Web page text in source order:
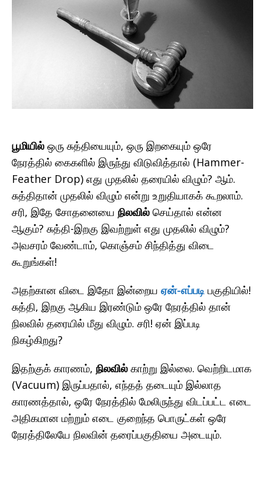
பூமியில் ஒரு சுத்தியையும், ஒரு இறகையும் ஒரே
நேரத்தில் கைகளில் இருந்து விடுவித்தால் (Hammer-
Feather Drop) எது முதலில் தரையில் விழும்? ஆம்.
சுத்திதான் முதலில் விழும் என்று உறுதியாகக் கூறலாம்.
சரி, இதே சோதனையை நிலவில் செய்தால் என்ன
ஆகும்? சுத்தி-இறகு இவற்றுள் எது முதலில் விழும்?
அவசரம் வேண்டாம், கொஞ்சம் சிந்தித்து விடை
கூறுங்கள்!
அதற்கான விடை இதோ இன்றைய ஏன்-எப்படி பகுதியில்!
சுத்தி, இறகு ஆகிய இரண்டும் ஒரே நேரத்தில் தான்
நிலவில் தரையில் மீது விழும். சரி! ஏன் இப்படி
நிகழ்கிறது?
இதற்குக் காரணம், நிலவில் காற்று இல்லை. வெற்றிடமாக
(Vacuum) இருப்பதால், எந்தத் தடையும் இல்லாத
காரணத்தால், ஒரே நேரத்தில் மேலிருந்து விடப்பட்ட எடை
அதிகமான மற்றும் எடை குறைந்த பொருட்கள் ஒரே
நேரத்திலேயே நிலவின் தரைப்பகுதியை அடையும்.